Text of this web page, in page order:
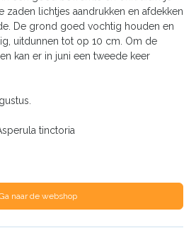
zaden lichtjes aandrukken en afdekken
De grond goed vochtig houden en
uitdunnen tot op 10 cm. Om de
kan er in juni een tweede keer
tinctoria
naar de webshop